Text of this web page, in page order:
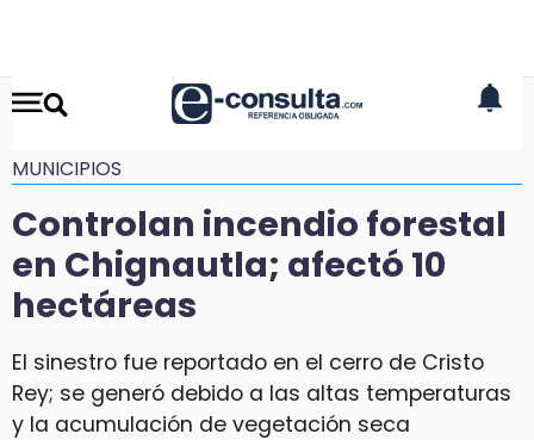
MUNICIPIOS
Controlan incendio forestal
en Chignautla; afectó 10
hectáreas
El sinestro fue reportado en el cerro de Cristo
Rey; se generó debido a las altas temperaturas
y la acumulación de vegetación seca